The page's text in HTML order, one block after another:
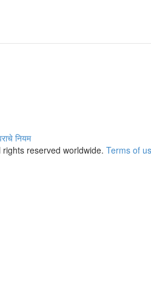
नियम
reserved worldwide. Terms of